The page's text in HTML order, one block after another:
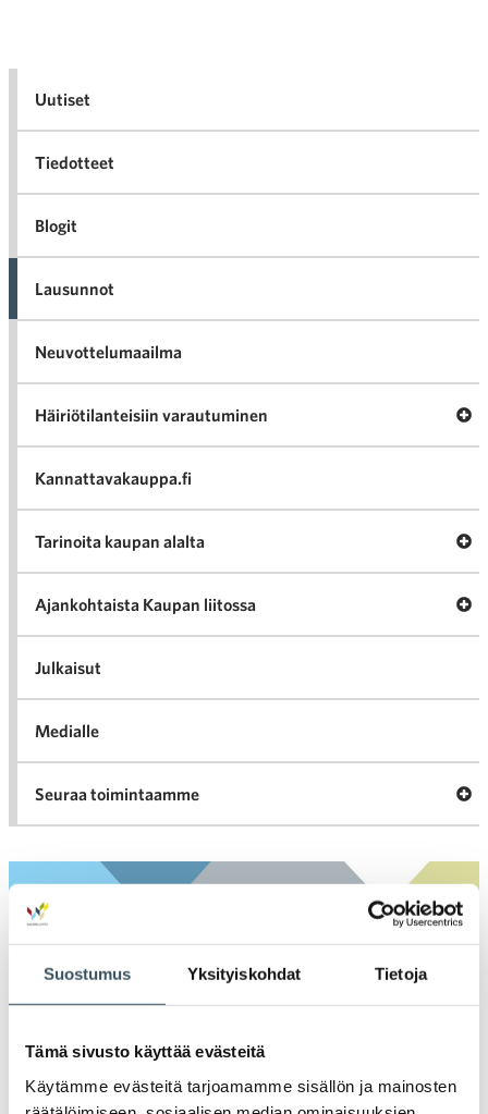
Suostumus Yksityiskohdat Tietoja
Tämä sivusto käyttää evästeitä
Käytämme evästeitä tarjoamamme sisällön ja mainosten
Uutiset
Tiedotteet
Blogit
Lausunnot
Neuvottelumaailma
Häiriötilanteisiin varautuminen
Kannattavakauppa.fi
Tarinoita kaupan alalta
Ajankohtaista Kaupan liitossa
Julkaisut
Medialle
Seuraa toimintaamme
Arkistot
2026